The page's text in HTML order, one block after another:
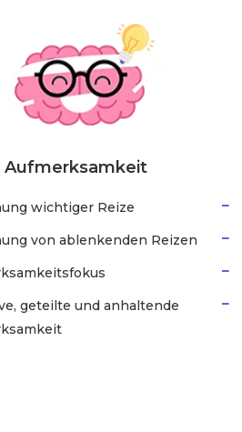
Aufmerksamkeit
wichtiger Reize
von ablenkenden Reizen
geteilte und anhaltende